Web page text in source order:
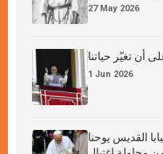
27 May 2026
أن تغيّر حياتنا
1 Jun 2026
القديس يوحنا